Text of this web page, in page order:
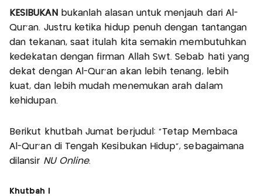
KESIBUKAN
bukanlah alasan untuk menjauh dari Al-
Qur’an. Justru ketika hidup penuh dengan tantangan
dan tekanan, saat itulah kita semakin membutuhkan
kedekatan dengan firman Allah Swt. Sebab hati yang
dekat dengan Al-Qur’an akan lebih tenang, lebih
kuat, dan lebih mudah menemukan arah dalam
kehidupan.
Berikut khutbah Jumat berjudul: "Tetap Membaca
Al-Qur’an di Tengah Kesibukan Hidup”, sebagaimana
dilansir NU Online.
Khutbah I